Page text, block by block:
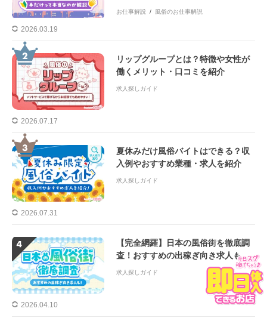
2026.03.19
お仕事解説 風俗のお仕事解説
2026.07.17
リップグループとは？特徴や女性が
働くメリット・口コミを紹介
求人探しガイド
2026.07.31
夏休みだけ風俗バイトはできる？収
入例やおすすめ業種・求人を紹介
求人探しガイド
2026.04.10
【完全網羅】日本の風俗街を徹底調
査！おすすめの出稼ぎ向き求人も
求人探しガイド